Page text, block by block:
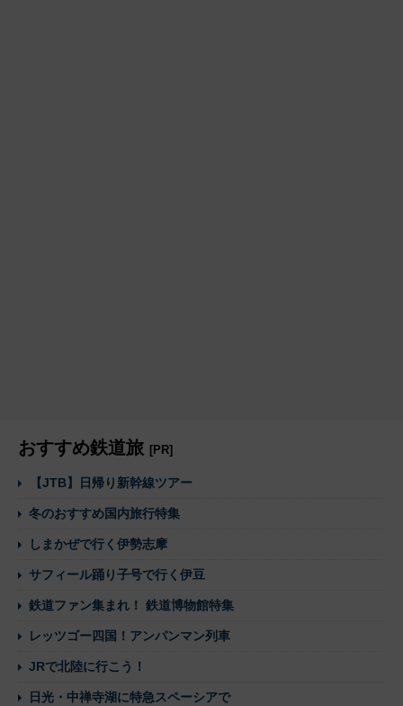
おすすめ鉄道旅 [PR]
【JTB】日帰り新幹線ツアー
冬のおすすめ国内旅行特集
しまかぜで行く伊勢志摩
サフィール踊り子号で行く伊豆
鉄道ファン集まれ！ 鉄道博物館特集
レッツゴー四国！アンパンマン列車
JRで北陸に行こう！
日光・中禅寺湖に特急スペーシアで